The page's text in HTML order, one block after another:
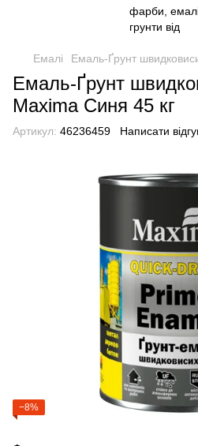
Емалі Емаль-Ґрунт
Емаль-Ґрунт
Maxima Синя 45 кг
Артикул: 46236459 Написати
−8%